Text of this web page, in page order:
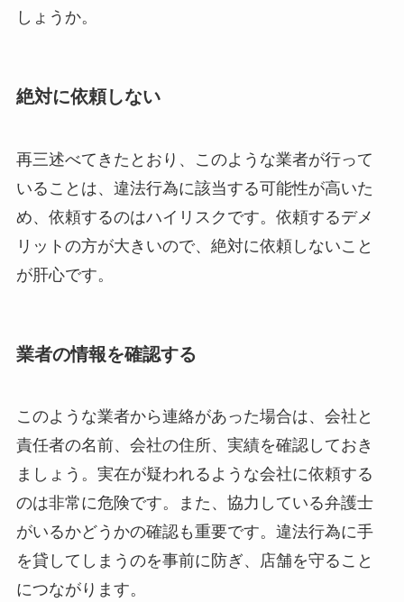
しょうか。
絶対に依頼しない
再三述べてきたとおり、このような業者が行って
いることは、違法行為に該当する可能性が高いた
め、依頼するのはハイリスクです。依頼するデメ
リットの方が大きいので、絶対に依頼しないこと
が肝心です。
業者の情報を確認する
このような業者から連絡があった場合は、会社と
責任者の名前、会社の住所、実績を確認しておき
ましょう。実在が疑われるような会社に依頼する
のは非常に危険です。また、協力している弁護士
がいるかどうかの確認も重要です。違法行為に手
を貸してしまうのを事前に防ぎ、店舗を守ること
につながります。